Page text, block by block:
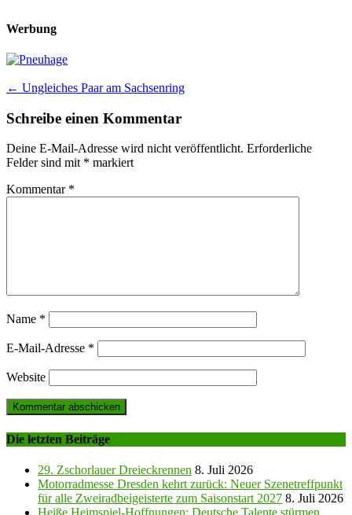
Werbung
Post
navigation
← Ungleiches Paar am Sachsenring
Schreibe einen Kommentar
Deine E-Mail-Adresse wird nicht veröffentlicht. Erforderliche
Felder sind mit * markiert
Kommentar *
Name *
E-Mail-Adresse *
Website
Die letzten Beiträge
29. Zschorlauer Dreieckrennen 8. Juli 2026
Motorradmesse Dresden kehrt zurück: Neuer Szenetreffpunkt
für alle Zweiradbeigeisterte zum Saisonstart 2027 8. Juli 2026
Heiße Heimspiel-Hoffnungen: Deutsche Talente stürmen